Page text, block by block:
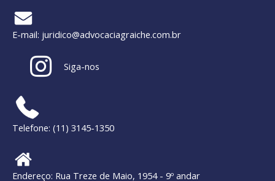
E-mail: juridico@advocaciagraiche.com.br
Siga-nos
Telefone: (11) 3145-1350
Endereço: Rua Treze de Maio, 1954 - 9º andar